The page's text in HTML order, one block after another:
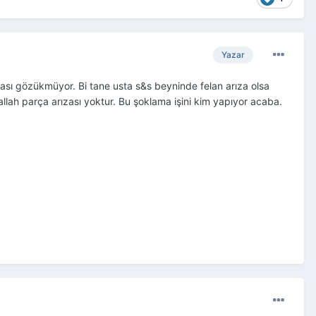
Yazar
gözükmüyor. Bi tane usta s&s beyninde felan arıza olsa
parça arızası yoktur. Bu şoklama işini kim yapıyor acaba.